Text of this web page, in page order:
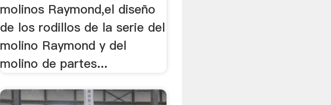
molinos Raymond,el diseño
de los rodillos de la serie del
molino Raymond y del
molino de partes...